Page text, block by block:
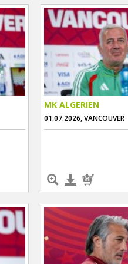
MK ALGERIEN
01.07.2026, VANCOUVER